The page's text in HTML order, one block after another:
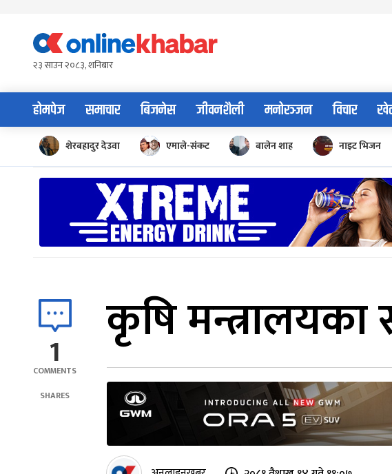
content२३ साउन २०८३, शनिबार
होमपेज समाचार बिजनेस जीवनशैली मनोरञ्जन विचार
शेरबहादुर देउवा एमाले-संकट बालेन शाह नाइट भिजन
1
COMMENTS
SHARES
कृषि